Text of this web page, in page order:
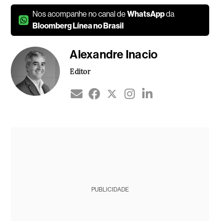
Nos acompanhe no canal deWhatsAppda
Bloomberg Línea no Brasil
Alexandre Inacio
Editor
PUBLICIDADE